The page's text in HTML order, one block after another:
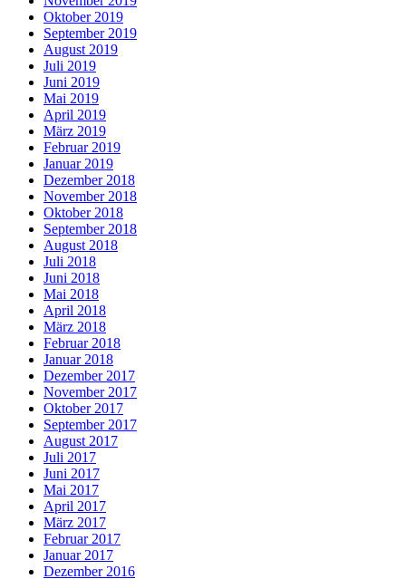
Oktober 2019
September 2019
August 2019
Juli 2019
Juni 2019
Mai 2019
April 2019
März 2019
Februar 2019
Januar 2019
Dezember 2018
November 2018
Oktober 2018
September 2018
August 2018
Juli 2018
Juni 2018
Mai 2018
April 2018
März 2018
Februar 2018
Januar 2018
Dezember 2017
November 2017
Oktober 2017
September 2017
August 2017
Juli 2017
Juni 2017
Mai 2017
April 2017
März 2017
Februar 2017
Januar 2017
Dezember 2016